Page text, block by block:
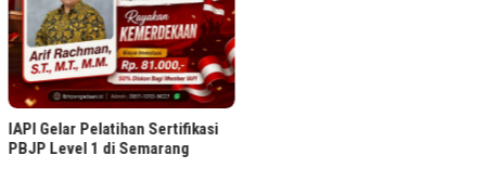
IAPI Gelar Pelatihan Sertifikasi
PBJP Level 1 di Semarang